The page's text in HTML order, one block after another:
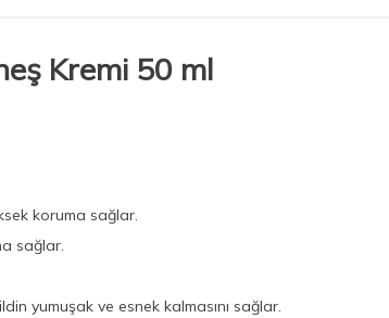
Kremi 50 ml
koruma sağlar.
sağlar.
yumuşak ve esnek kalmasını sağlar.